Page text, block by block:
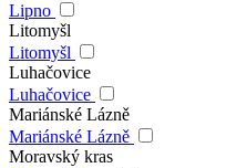
Lipno
Litomyšl
Litomyšl
Luhačovice
Luhačovice
Mariánské Lázně
Mariánské Lázně
Moravský kras